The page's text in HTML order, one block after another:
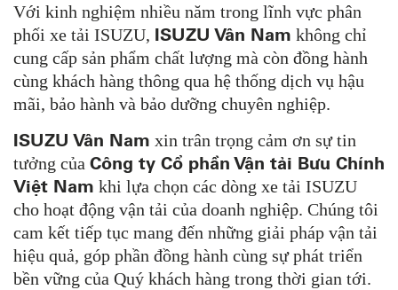
Với kinh nghiệm nhiều năm trong lĩnh vực phân
phối xe tải ISUZU, ISUZU Vân Nam không chỉ
cung cấp sản phẩm chất lượng mà còn đồng hành
cùng khách hàng thông qua hệ thống dịch vụ hậu
mãi, bảo hành và bảo dưỡng chuyên nghiệp.
ISUZU Vân Nam xin trân trọng cảm ơn sự tin
tưởng của Công ty Cổ phần Vận tải Bưu Chính
Việt Nam khi lựa chọn các dòng xe tải ISUZU
cho hoạt động vận tải của doanh nghiệp. Chúng tôi
cam kết tiếp tục mang đến những giải pháp vận tải
hiệu quả, góp phần đồng hành cùng sự phát triển
bền vững của Quý khách hàng trong thời gian tới.